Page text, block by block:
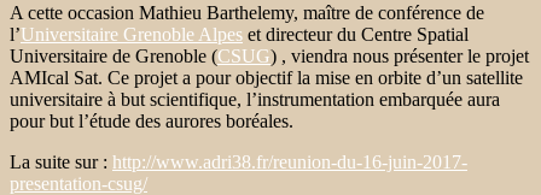
A cette occasion Mathieu Barthelemy, maître de conférence de
l’Universitaire Grenoble Alpes et directeur du Centre Spatial
Universitaire de Grenoble (CSUG) , viendra nous présenter le projet
AMIcal Sat. Ce projet a pour objectif la mise en orbite d’un satellite
universitaire à but scientifique, l’instrumentation embarquée aura
pour but l’étude des aurores boréales.
La suite sur : http://www.adri38.fr/reunion-du-16-juin-2017-
presentation-csug/